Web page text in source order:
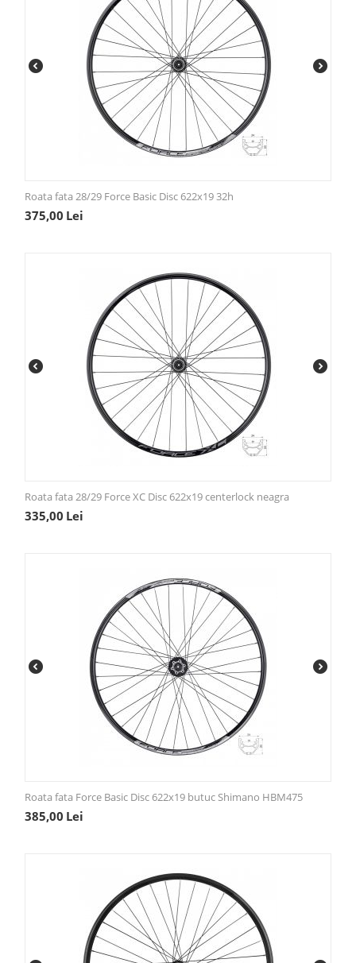
Roata fata 28/29 Force Basic Disc 622x19 32h
375,00 Lei
Roata fata 28/29 Force XC Disc 622x19 centerlock neagra
335,00 Lei
Roata fata Force Basic Disc 622x19 butuc Shimano HBM475
385,00 Lei